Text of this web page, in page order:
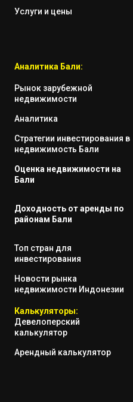
Услуги и цены
Аналитика Бали:
Рынок зарубежной
недвижимости
Аналитика
Стратегии инвестирования в
недвижимость Бали
Оценка недвижимости на
Бали
Доходность от аренды по
районам Бали
Топ стран для
инвестирования
Новости рынка
недвижимости Индонезии
Калькуляторы:
Девелоперский
калькулятор
Арендный калькулятор